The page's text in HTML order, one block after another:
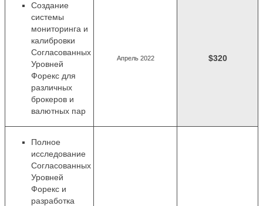
Создание
системы
мониторинга и
калибровки
Согласованных
Уровней
Форекс для
различных
брокеров и
валютных пар
Апрель 2022 $320
Полное
исследование
Согласованных
Уровней
Форекс и
разработка